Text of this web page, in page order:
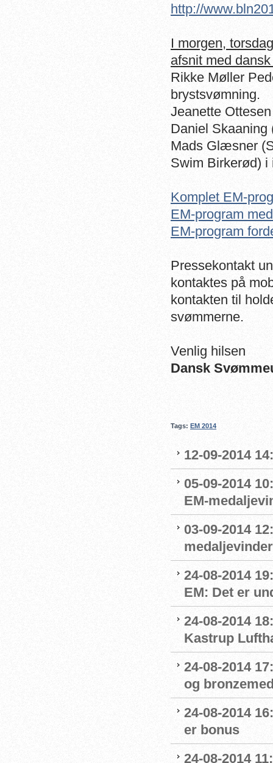
http://
I morgen,
afsnit med
Rikke Møller
brystsvømning.
Jeanette
Daniel Skaaning
Mads Glæsner
Swim Birkerød) i
Komplet EM-
EM-program
EM-program
Pressekontakt
kontaktes på
kontakten til
svømmerne.
Venlig hilsen
Dansk
Tags: EM 2014
12-09-2014
05-09-2014
EM-
03-09-2014
24-08-2014
EM: Det er
24-08-2014
Kastrup
24-08-2014
og
24-08-2014
er bonus
24-08-2014